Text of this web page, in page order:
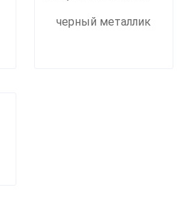
черный металлик